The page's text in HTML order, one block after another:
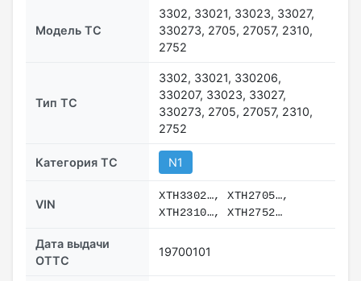
Модель ТС
3302, 33021, 33023, 33027,
330273, 2705, 27057, 2310,
2752
Тип ТС
3302, 33021, 330206,
330207, 33023, 33027,
330273, 2705, 27057, 2310,
2752
Категория ТС N1
VIN
XTH3302…, XTH2705…,
XTH2310…, XTH2752…
Дата выдачи
ОТТС
19700101